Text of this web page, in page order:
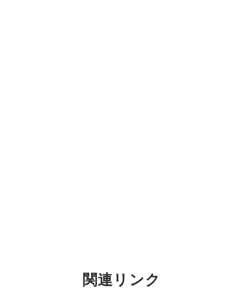
関連リンク